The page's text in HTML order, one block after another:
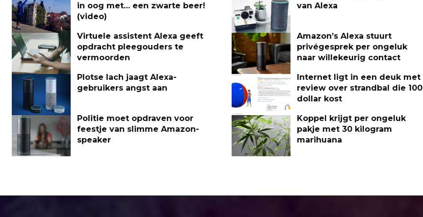
in oog met… een zwarte beer!
(video)
van Alexa
Virtuele assistent Alexa geeft
opdracht pleegouders te
vermoorden
Amazon’s Alexa stuurt
privégesprek per ongeluk
naar willekeurig contact
Plotse lach jaagt Alexa-
gebruikers angst aan
Internet ligt in een deuk met
review over strandbal die 100
dollar kost
Politie moet opdraven voor
feestje van slimme Amazon-
speaker
Koppel krijgt per ongeluk
pakje met 30 kilogram
marihuana